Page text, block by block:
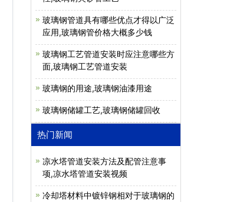
玻璃钢管道具有哪些优点才得以广泛
应用,玻璃钢管价格大概多少钱
玻璃钢工艺管道安装时应注意哪些方
面,玻璃钢工艺管道安装
玻璃钢的用途,玻璃钢油漆用途
玻璃钢储罐工艺,玻璃钢储罐回收
热门新闻
凉水塔管道安装方法及配管注意事
项,凉水塔管道安装视频
冷却塔材料中镀锌钢相对于玻璃钢的